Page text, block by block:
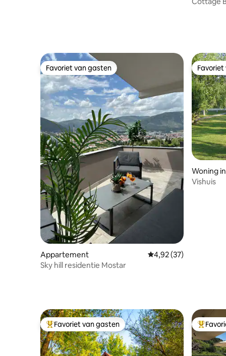
Favoriet van gasten
Favoriet van gasten
Appartement Gemiddelde
4,92 (37)
Sky hill residentie Mostar
Woning
Vishuis
Topfavoriet van gasten
Favoriet van gasten